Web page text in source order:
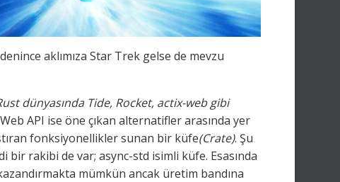
aklımıza Star Trek gelse de mevzu
dünyasında Tide, Rocket, actix-web gibi
API ise öne çıkan alternatifler arasında yer
fonksiyonellikler sunan bir küfe(Crate). Şu
bir rakibi de var; async-std isimli küfe. Esasında
mümkün ancak üretim bandına